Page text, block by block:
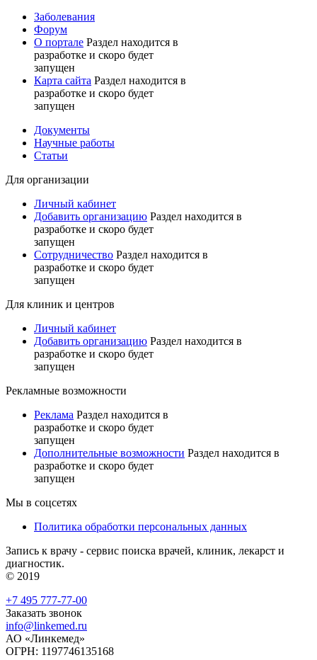
Заболевания
Форум
О портале Раздел находится в
разработке и скоро будет
запущен
Карта сайта Раздел находится в
разработке и скоро будет
запущен
Документы
Научные работы
Статьи
Для организации
Личный кабинет
Добавить организацию Раздел находится в
разработке и скоро будет
запущен
Сотрудничество Раздел находится в
разработке и скоро будет
запущен
Для клиник и центров
Личный кабинет
Добавить организацию Раздел находится в
разработке и скоро будет
запущен
Рекламные возможности
Реклама Раздел находится в
разработке и скоро будет
запущен
Дополнительные возможности Раздел находится в
разработке и скоро будет
запущен
Мы в соцсетях
Политика обработки персональных данных
Запись к врачу - сервис поиска врачей, клиник, лекарст и
диагностик.
© 2019
+7 495 777-77-00
Заказать звонок
info@linkemed.ru
АО «Линкемед»
ОГРН: 1197746135168